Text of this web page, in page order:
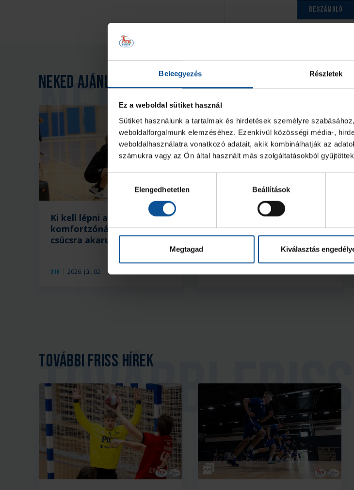
Beleegyezés Részletek
Ez a weboldal sütiket használ
Sütiket használunk a tartalmak és hirdetések személyre
weboldalforgalmunk elemzéséhez. Ezenkívül közösségi média-,
weboldalhasználatra vonatkozó adatait, akik kombinálhatják az
számukra vagy az Ön által használt más szolgáltatásokból
kiválasztásaElengedhetetlen Beállítások
Megtagad Kiválasztás
Beszámoló
Neked ajánljuk
U18 2026. júl. 02.
Ki kell lépni a
komfortzónából, ha a
csúcsra akarunk jutni
Könnyed U18-as idényzáró
Békésen
További friss hírek
Galéria